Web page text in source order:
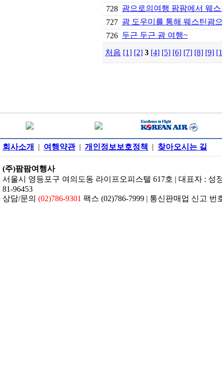
728 괌으로의여행 팜팜에서 웨
727 괌 도우미를 통해 웨스틴괌
726 두근 두근 괌 여행~
처음 [1] [2] 3 [4] [5] [6] [7] [8] [9]
회사소개 | 여행약관| 개인정보보호정책 | 찾아오시는 길
(주)팜팜여행사
서울시 영등포구 여의도동 라이프오피스텔 617호 | 대표자 : 성
81-96453
상담/문의 (02)786-9301 팩스 (02)786-7999 | 통신판매업 신고 번